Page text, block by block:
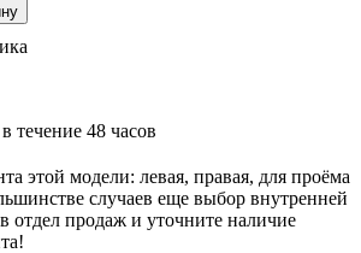
течение 48 часов
этой модели: левая, правая, для проёма
случаев еще выбор внутренней
отдел продаж и уточните наличие